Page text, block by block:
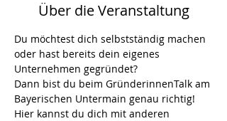
Über die Veranstaltung
Du möchtest dich selbstständig machen
oder hast bereits dein eigenes
Unternehmen gegründet?
Dann bist du beim GründerinnenTalk am
Bayerischen Untermain genau richtig!
Hier kannst du dich mit anderen